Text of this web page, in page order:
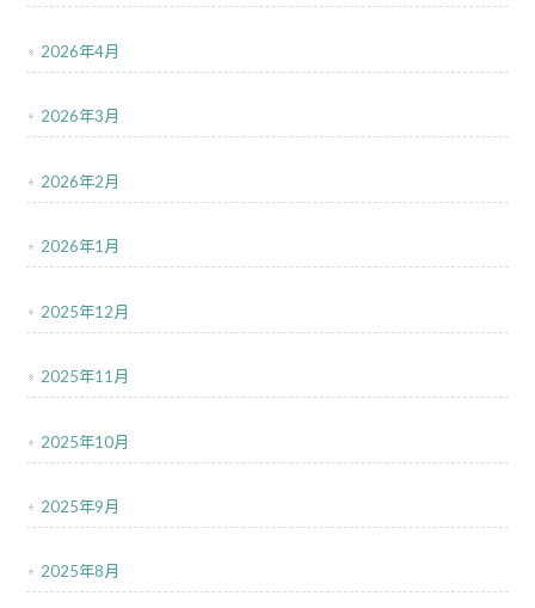
2026年4月
2026年3月
2026年2月
2026年1月
2025年12月
2025年11月
2025年10月
2025年9月
2025年8月